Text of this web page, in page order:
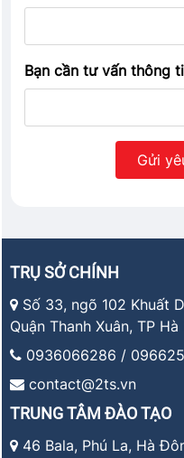
Bạn cần tư vấn thông
TRỤ SỞ CHÍNH
Số 33, ngõ 102 Khuất
Quận Thanh Xuân, TP Hà
0936066286 /
contact@2ts.vn
TRUNG TÂM ĐÀO TẠO
46 Bala, Phú La, Hà